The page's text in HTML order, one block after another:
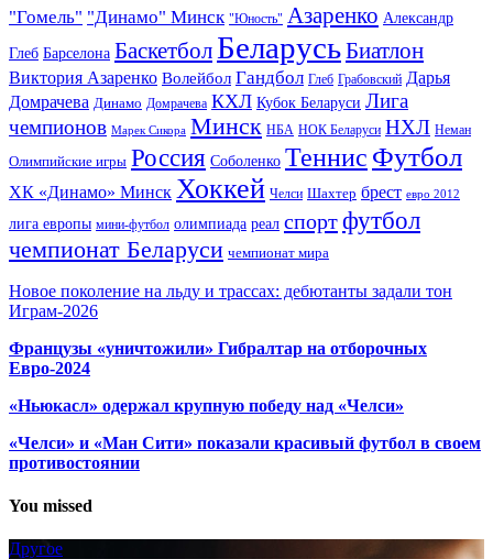
"Гомель" "Динамо" Минск "Юность" Азаренко Александр
Глеб Барселона Баскетбол БеларусьБиатлон
Виктория Азаренко Волейбол Гандбол Глеб Грабовский Дарья
Домрачева Динамо Домрачева КХЛ Кубок Беларуси Лига
чемпионов Марек Сикора Минск НБА НОК Беларуси НХЛ Неман
Олимпийские игры Россия Соболенко Теннис Футбол
ХК «Динамо» Минск Хоккей Челси Шахтер брест евро 2012
лига европы мини-футбол олимпиада реал спортфутбол
чемпионат Беларуси чемпионат мира
Новое поколение на льду и трассах: дебютанты задали тон
Играм-2026
Французы «уничтожили» Гибралтар на отборочных
Евро-2024
«Ньюкасл» одержал крупную победу над «Челси»
«Челси» и «Ман Сити» показали красивый футбол в своем
противостоянии
You missed
Другое